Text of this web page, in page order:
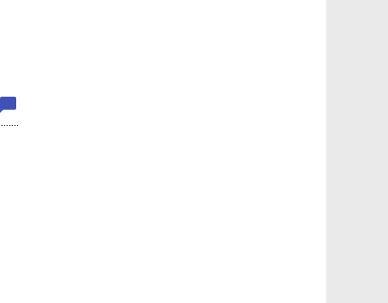
chat_bubble